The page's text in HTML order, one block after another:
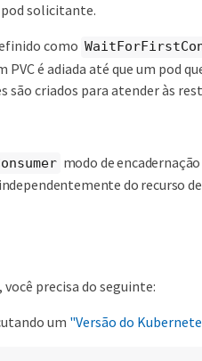
solicitante.
como
é adiada até que um pod
são criados para atender às
modo de
do recurso
precisa do seguinte:
um "Versão do